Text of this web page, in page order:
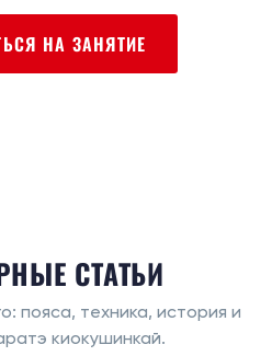
НА ЗАНЯТИЕ
СТАТЬИ
пояса, техника, история и
киокушинкай.